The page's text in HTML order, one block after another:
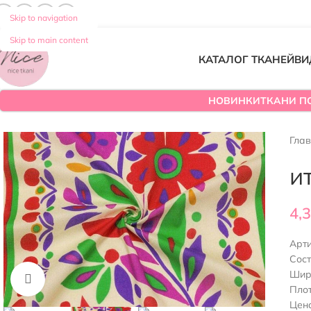
Skip to navigation
Skip to main content
КАТАЛОГ ТКАНЕЙ
НОВИНКИТКАНИ
Нажмите, чтобы увеличить